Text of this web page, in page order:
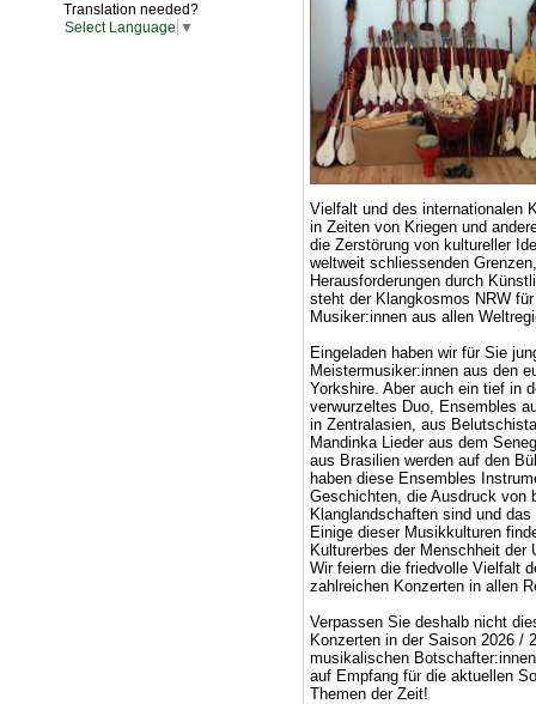
Translation needed?
Select Language ▼
Vielfalt und des internationalen
in Zeiten von Kriegen und
die Zerstörung von kultureller
weltweit schliessenden
Herausforderungen durch
steht der Klangkosmos NRW
Musiker:innen aus allen
Eingeladen haben wir für Sie
Meistermusiker:innen aus den
Yorkshire. Aber auch ein tief in
verwurzeltes Duo, Ensembles
in Zentralasien, aus
Mandinka Lieder aus dem
aus Brasilien werden auf den
haben diese Ensembles
Geschichten, die Ausdruck von
Klanglandschaften sind und
Einige dieser Musikkulturen
Kulturerbes der Menschheit der
Wir feiern die friedvolle Vielfalt
zahlreichen Konzerten in allen
Verpassen Sie deshalb nicht
Konzerten in der Saison 2026 /
musikalischen
auf Empfang für die aktuellen
Themen der Zeit!